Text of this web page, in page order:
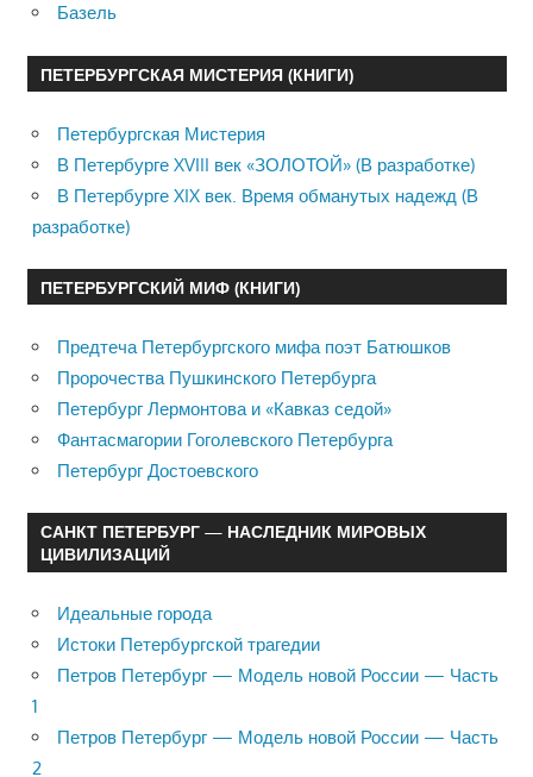
Базель
ПЕТЕРБУРГСКАЯ МИСТЕРИЯ (КНИГИ)
Петербургская Мистерия
В Петербурге XVIII век «ЗОЛОТОЙ» (В разработке)
В Петербурге XIX век. Время обманутых надежд (В
разработке)
ПЕТЕРБУРГСКИЙ МИФ (КНИГИ)
Предтеча Петербургского мифа поэт Батюшков
Пророчества Пушкинского Петербурга
Петербург Лермонтова и «Кавказ седой»
Фантасмагории Гоголевского Петербурга
Петербург Достоевского
САНКТ ПЕТЕРБУРГ — НАСЛЕДНИК МИРОВЫХ
ЦИВИЛИЗАЦИЙ
Идеальные города
Истоки Петербургской трагедии
Петров Петербург — Модель новой России — Часть
1
Петров Петербург — Модель новой России — Часть
2